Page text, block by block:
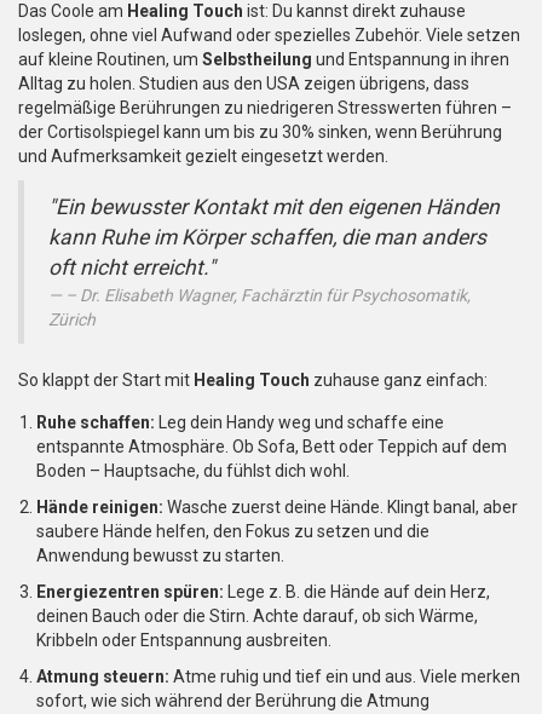
Das Coole am Healing Touch ist: Du kannst direkt zuhause
loslegen, ohne viel Aufwand oder spezielles Zubehör. Viele setzen
auf kleine Routinen, um Selbstheilung und Entspannung in ihren
Alltag zu holen. Studien aus den USA zeigen übrigens, dass
regelmäßige Berührungen zu niedrigeren Stresswerten führen –
der Cortisolspiegel kann um bis zu 30% sinken, wenn Berührung
und Aufmerksamkeit gezielt eingesetzt werden.
"Ein bewusster Kontakt mit den eigenen Händen
kann Ruhe im Körper schaffen, die man anders
oft nicht erreicht."
– Dr. Elisabeth Wagner, Fachärztin für Psychosomatik,
Zürich
So klappt der Start mit Healing Touch zuhause ganz einfach:
Ruhe schaffen: Leg dein Handy weg und schaffe eine
entspannte Atmosphäre. Ob Sofa, Bett oder Teppich auf dem
Boden – Hauptsache, du fühlst dich wohl.
Hände reinigen: Wasche zuerst deine Hände. Klingt banal, aber
saubere Hände helfen, den Fokus zu setzen und die
Anwendung bewusst zu starten.
Energiezentren spüren: Lege z. B. die Hände auf dein Herz,
deinen Bauch oder die Stirn. Achte darauf, ob sich Wärme,
Kribbeln oder Entspannung ausbreiten.
Atmung steuern: Atme ruhig und tief ein und aus. Viele merken
sofort, wie sich während der Berührung die Atmung